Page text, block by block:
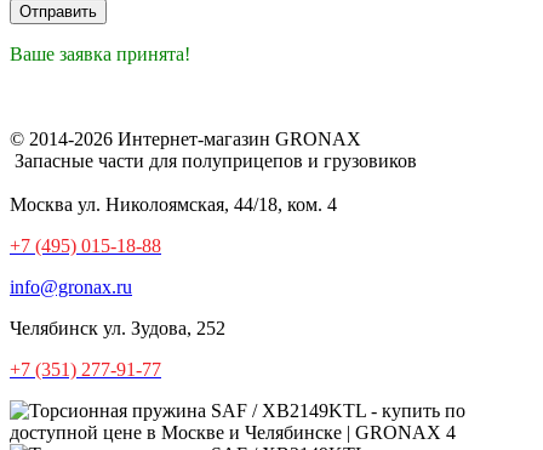
Ваше заявка принята!
© 2014-2026 Интернет-магазин GRONAX
Запасные части для полуприцепов и грузовиков
Москва ул. Николоямская, 44/18, ком. 4
+7 (495) 015-18-88
info@gronax.ru
Челябинск ул. Зудова, 252
+7 (351) 277-91-77